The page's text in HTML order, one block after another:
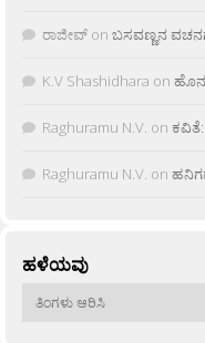
ರಾಜೀವ್ on ಬಸವಣ್ಣನ
K.V Shashidhara on
Raghuramu N.V. on
Raghuramu N.V. on
ಹಳೆಯವು
ಹಳೆಯವು